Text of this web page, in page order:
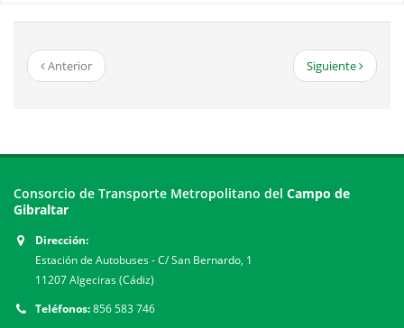
Anterior Siguiente
Consorcio de Transporte Metropolitano del Campo de
Gibraltar
Dirección:
Estación de Autobuses - C/ San Bernardo, 1
11207 Algeciras (Cádiz)
Teléfonos:856 583 746